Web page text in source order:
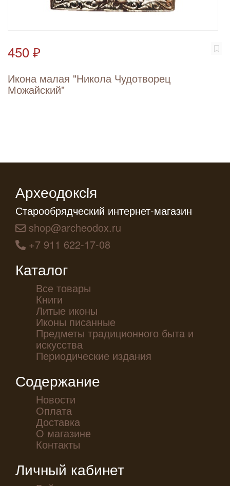
450 ₽
Икона малая "Никола Чудотворец
Можайский"
Археодоксiя
Старообрядческий интернет-магазин
shop@archeodox.ru
+7 911 622-17-08
Каталог
Все товары
Книги
Литые иконы
Иконы писанные
Предметы традиционного быта и
искусства
Периодические издания
Содержание
Новости
Оплата
Доставка
О магазине
Контакты
Личный кабинет